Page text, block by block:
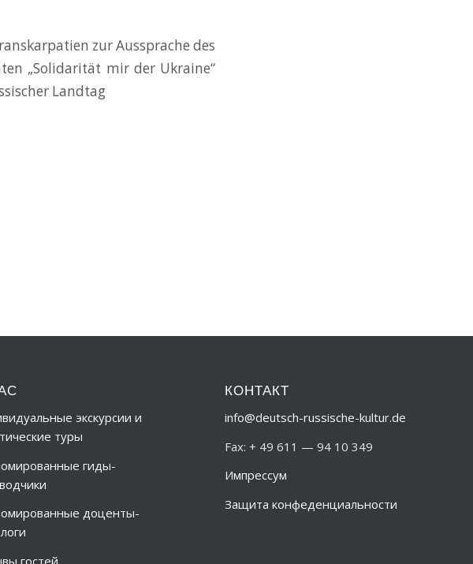
zur Aussprache des
„Solidarität mir der Ukraine“
Landtag
экскурсии и
туры
гиды-
доценты-
КОНТАКТ
info@deutsch-russische-kultur.de
Fax: + 49 611 — 94 10 349
Импрессум
Защита конфеденциальности